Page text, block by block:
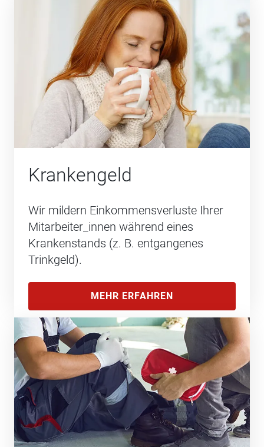
Krankengeld
Wir mildern Einkommensverluste Ihrer
Mitarbeiter_innen während eines
Krankenstands (z. B. entgangenes
Trinkgeld).
MEHR ERFAHREN